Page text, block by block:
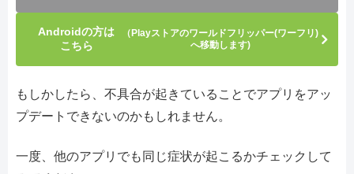
Androidの方は
こちら
（Playストアのワールドフリッパー(ワーフリ)
へ移動します)
もしかしたら、不具合が起きていることでアプリをアッ
プデートできないのかもしれません。
一度、他のアプリでも同じ症状が起こるかチェックして